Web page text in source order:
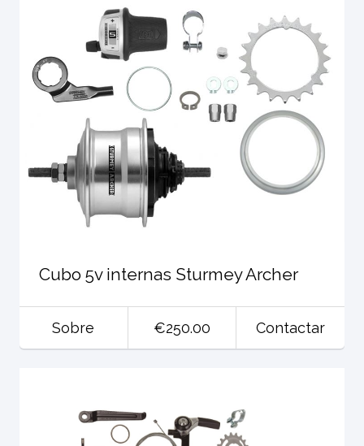
Cubo 5v internas Sturmey Archer
Sobre €250.00 Contactar